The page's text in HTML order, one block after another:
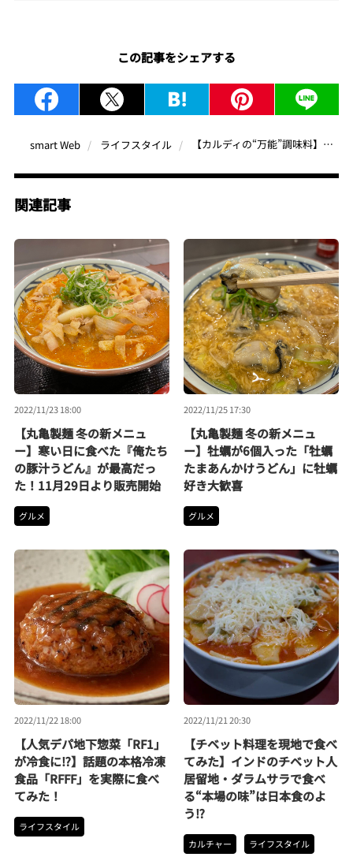
この記事をシェアする
smart Web ライフスタイル 【カルディの“万能”調味料】編集部激推し♡3選！汎用性高すぎてヤバい、買わなきゃ損！
関連記事
2022/11/23 18:00
【丸亀製麺 冬の新メニュ
ー】寒い日に食べた『俺たち
の豚汁うどん』が最高だっ
た！11月29日より販売開始
グルメ
2022/11/25 17:30
【丸亀製麺 冬の新メニュ
ー】牡蠣が6個入った「牡蠣
たまあんかけうどん」に牡蠣
好き大歓喜
グルメ
2022/11/22 18:00
【人気デパ地下惣菜「RF1」
が冷食に⁉】話題の本格冷凍
食品「RFFF」を実際に食べ
てみた！
ライフスタイル
2022/11/21 20:30
【チベット料理を現地で食べ
てみた】インドのチベット人
居留地・ダラムサラで食べ
る“本場の味”は日本食のよ
う⁉
カルチャー ライフスタイル